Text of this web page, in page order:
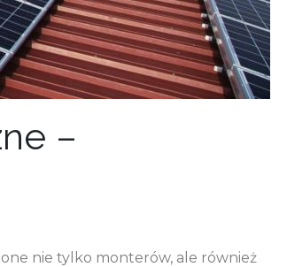
–
nie tylko monterów, ale również